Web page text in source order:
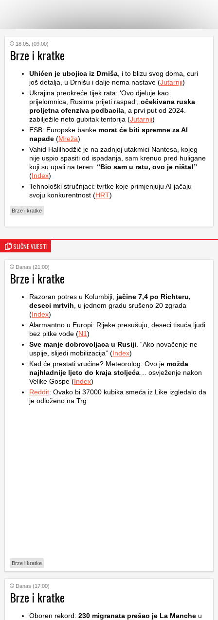
KATEGORIJE
HRVATSKI
WEB
18.05. (09:00)
Brze i kratke
Uhićen je ubojica iz Drniša , i to blizu svog doma, curi
još detalja, u Drnišu i dalje nema nastave (Jutarnji)
Ukrajina preokreće tijek rata: ‘Ovo djeluje kao
prijelomnica, Rusima prijeti raspad‘, očekivana ruska
proljetna ofenziva podbacila , a prvi put od 2024.
zabilježile neto gubitak teritorija (Jutarnji)
ESB: Europske banke morat će biti spremne za AI
napade (Mreža)
Vahid Halilhodžić je na zadnjoj utakmici Nantesa, kojeg
nije uspio spasiti od ispadanja, sam krenuo pred huligane
koji su upali na teren: “Bio sam u ratu, ovo je ništa!”
(Index)
Tehnološki stručnjaci: tvrtke koje primjenjuju AI jačaju
svoju konkurentnost (HRT)
Brze i kratke
SLIČNE VIJESTI
Danas (21:00)
Brze i kratke
Razoran potres u Kolumbiji, jačine 7,4 po Richteru,
deseci mrtvih , u jednom gradu srušeno 20 zgrada
(Index)
Alarmantno u Europi: Rijeke presušuju, deseci tisuća ljudi
bez pitke vode (N1)
Sve manje dobrovoljaca u Rusiji . “Ako novačenje ne
uspije, slijedi mobilizacija” (Index)
Kad će prestati vrućine? Meteorolog: Ovo je možda
najhladnije ljeto do kraja stoljeća … osvježenje nakon
Velike Gospe (Index)
Reddit: Ovako bi 37000 kubika smeća iz Like izgledalo da
je odloženo na Trg
Brze i kratke
Danas (17:00)
Brze i kratke
Oboren rekord: 230 migranata prešao je La Manche u